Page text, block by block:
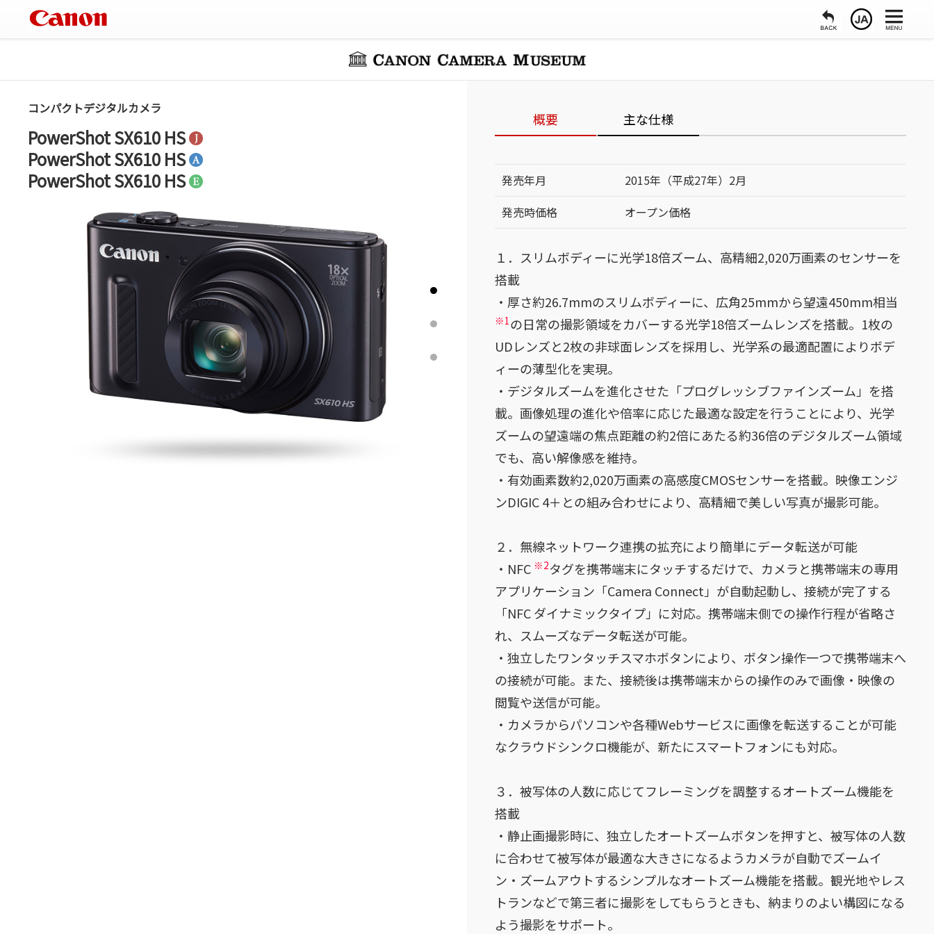
コンパクトデジタルカメラ
PowerShot SX610 HS
PowerShot SX610 HS
PowerShot SX610 HS
概要 主な仕様
発売年月
2015年（平成27年）2月
発売時価格
オープン価格
１．スリムボディーに光学18倍ズーム、高精細2,020万画素のセンサーを
搭載
・厚さ約26.7mmのスリムボディーに、広角25mmから望遠450mm相当
※1の日常の撮影領域をカバーする光学18倍ズームレンズを搭載。1枚の
UDレンズと2枚の非球面レンズを採用し、光学系の最適配置によりボデ
ィーの薄型化を実現。
・デジタルズームを進化させた「プログレッシブファインズーム」を搭
載。画像処理の進化や倍率に応じた最適な設定を行うことにより、光学
ズームの望遠端の焦点距離の約2倍にあたる約36倍のデジタルズーム領域
でも、高い解像感を維持。
・有効画素数約2,020万画素の高感度CMOSセンサーを搭載。映像エンジ
ンDIGIC 4＋との組み合わせにより、高精細で美しい写真が撮影可能。
２．無線ネットワーク連携の拡充により簡単にデータ転送が可能
・NFC ※2タグを携帯端末にタッチするだけで、カメラと携帯端末の専用
アプリケーション「Camera Connect」が自動起動し、接続が完了する
「NFC ダイナミックタイプ」に対応。携帯端末側での操作行程が省略さ
れ、スムーズなデータ転送が可能。
・独立したワンタッチスマホボタンにより、ボタン操作一つで携帯端末へ
の接続が可能。また、接続後は携帯端末からの操作のみで画像・映像の
閲覧や送信が可能。
・カメラからパソコンや各種Webサービスに画像を転送することが可能
なクラウドシンクロ機能が、新たにスマートフォンにも対応。
３．被写体の人数に応じてフレーミングを調整するオートズーム機能を
搭載
・静止画撮影時に、独立したオートズームボタンを押すと、被写体の人数
に合わせて被写体が最適な大きさになるようカメラが自動でズームイ
ン・ズームアウトするシンプルなオートズーム機能を搭載。観光地やレス
トランなどで第三者に撮影をしてもらうときも、納まりのよい構図になる
よう撮影をサポート。